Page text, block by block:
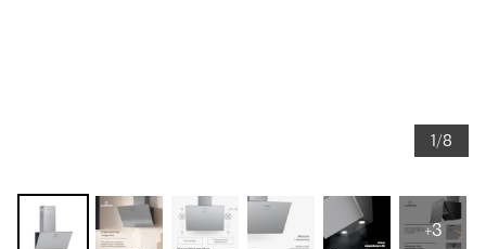
1/8
+3